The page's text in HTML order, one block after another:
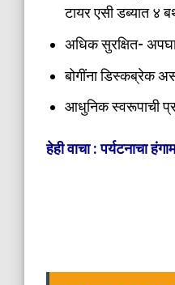
टायर एसी डब्यात ४
अधिक सुरक्षित-
बोगींना डिस्कब्रेक
आधुनिक स्वरूपाची
हेही वाचा :पर्यटनाचा